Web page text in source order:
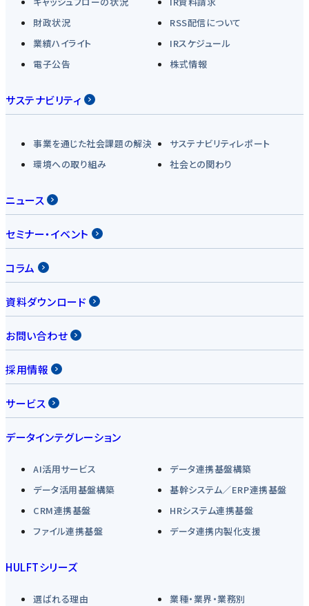
財政状況
RSS配信について
業績ハイライト
IRスケジュール
電子公告
株式情報
サステナビリティ
事業を通じた社会課題の解決
サステナビリティレポート
環境への取り組み
社会との関わり
ニュース
セミナー・イベント
コラム
資料ダウンロード
お問い合わせ
採用情報
サービス
データインテグレーション
AI活用サービス
データ連携基盤構築
データ活用基盤構築
基幹システム／ERP連携基盤
CRM連携基盤
HRシステム連携基盤
ファイル連携基盤
データ連携内製化支援
HULFTシリーズ
選ばれる理由
業種・業界・業務別